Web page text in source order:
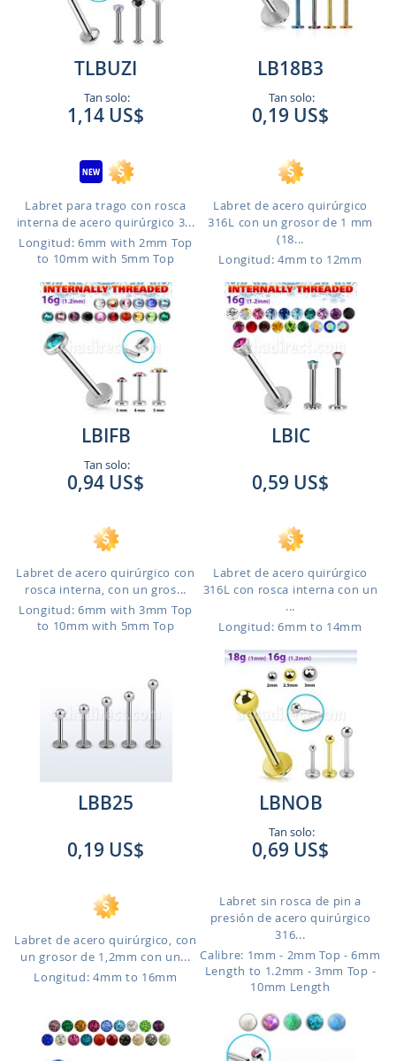
TLBUZI
Tan solo:
1,14 US$
Labret para trago con rosca
interna de acero quirúrgico 3...
Longitud: 6mm with 2mm Top
to 10mm with 5mm Top
LB18B3
Tan solo:
0,19 US$
Labret de acero quirúrgico
316L con un grosor de 1 mm
(18...
Longitud: 4mm to 12mm
LBIFB
Tan solo:
0,94 US$
Labret de acero quirúrgico con
rosca interna, con un gros...
Longitud: 6mm with 3mm Top
to 10mm with 5mm Top
LBIC
0,59 US$
Labret de acero quirúrgico
316L con rosca interna con un
...
Longitud: 6mm to 14mm
LBB25
0,19 US$
Labret de acero quirúrgico, con
un grosor de 1,2mm con un...
Longitud: 4mm to 16mm
LBNOB
Tan solo:
0,69 US$
Labret sin rosca de pin a
presión de acero quirúrgico
316...
Calibre: 1mm - 2mm Top - 6mm
Length to 1.2mm - 3mm Top -
10mm Length